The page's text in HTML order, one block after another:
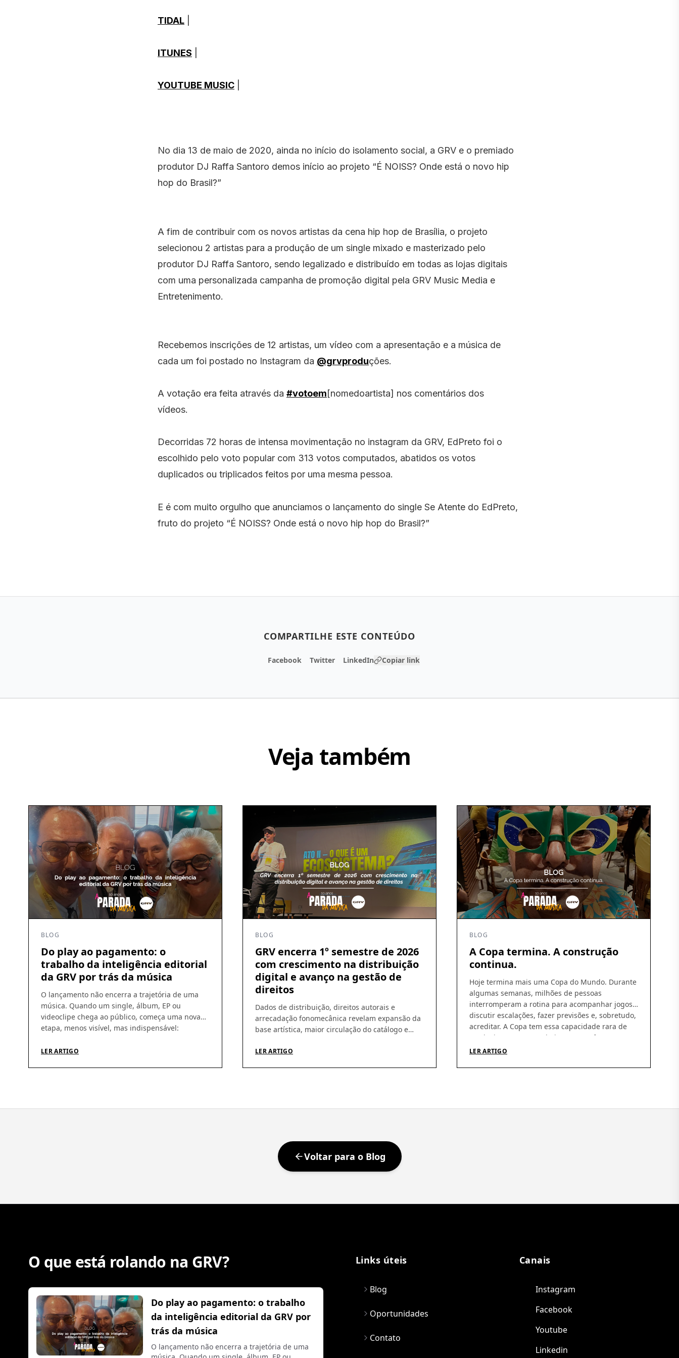
TIDAL
ITUNES
YOUTUBE MUSIC
No dia 13 de maio de 2020, ainda no início do isolamento social, a GRV e o premiado
produtor DJ Raffa Santoro demos início ao projeto “É NOISS? Onde está o novo hip
hop do Brasil?”
A fim de contribuir com os novos artistas da cena hip hop de Brasília, o projeto
selecionou 2 artistas para a produção de um single mixado e masterizado pelo
produtor DJ Raffa Santoro, sendo legalizado e distribuído em todas as lojas digitais
com uma personalizada campanha de promoção digital pela GRV Music Media e
Entretenimento.⠀
Recebemos inscrições de 12 artistas, um vídeo com a apresentação e a música de
cada um foi postado no Instagram da @grvproduções.⠀
A votação era feita através da #votoem[nomedoartista] nos comentários dos
vídeos.⠀
Decorridas 72 horas de intensa movimentação no instagram da GRV, EdPreto foi o
escolhido pelo voto popular com 313 votos computados, abatidos os votos
duplicados ou triplicados feitos por uma mesma pessoa.⠀
E é com muito orgulho que anunciamos o lançamento do single Se Atente do EdPreto,
fruto do projeto “É NOISS? Onde está o novo hip hop do Brasil?”
COMPARTILHE ESTE CONTEÚDO
Facebook Twitter LinkedIn Copiar link
Veja também
BLOG
Do play ao pagamento: o
trabalho da inteligência editorial
da GRV por trás da música
O lançamento não encerra a trajetória de uma
música. Quando um single, álbum, EP ou
videoclipe chega ao público, começa uma nova
etapa, menos visível, mas indispensável:
utilizações, conferir demonstrativos e garantir
LER ARTIGO
BLOG
GRV encerra 1º semestre de 2026
com crescimento na distribuição
digital e avanço na gestão de
direitos
Dados de distribuição, direitos autorais e
arrecadação fonomecânica revelam expansão da
base artística, maior circulação do catálogo e
primeiro semestre de 2026 ajudam a revelar um
LER ARTIGO
BLOG
A Copa termina. A construção
continua.
Hoje termina mais uma Copa do Mundo. Durante
algumas semanas, milhões de pessoas
interromperam a rotina para acompanhar jogos,
discutir escalações, fazer previsões e, sobretudo,
acreditar. A Copa tem essa capacidade rara de
produzir esperança coletiva. De nos fazer
imaginar que, daqui a pouco, tudo pode dar
essa seja sua […]
LER ARTIGO
Voltar para o Blog
O que está rolando na GRV?
Do play ao pagamento: o trabalho
da inteligência editorial da GRV por
trás da música
O lançamento não encerra a trajetória de uma
Links úteis
Blog
Oportunidades
Contato
Canais
Instagram
Facebook
Youtube
Linkedin